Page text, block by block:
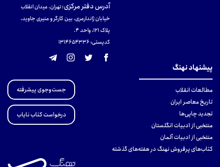
آدرس دفتر مرکزی:تهران، میدان انقلاب
خیابان ژاندارمری، بین کارگر و منیری جاوید،
پلاک 121، واحد ۴.
کدپستی: 131465433۶
پیشنهاد نهنگ
مطالعات انقلاب
تاریخ معاصر ایران
تجدید چاپی‌ها
منتخبی از ادبیات انگلستان
منتخبی از ادبیات آلمان
کتاب‌های پرفروش نهنگ در هفته‌های گذشته
جست‌وجوی پیشرفته
درخواست کتاب نایاب